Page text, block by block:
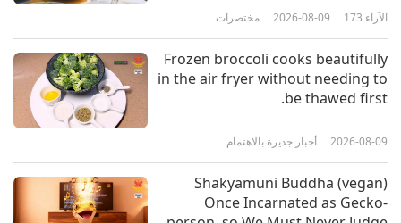
أخبار جديرة بالاهتمام
أخبار جديرة بالاهتمام
مختصرات 2026-08-09 173 الآراء
Frozen broccoli cooks beautifully
in the air fryer without needing to
be thawed first.
أخبار جديرة بالاهتمام 2026-08-09
Shakyamuni Buddha (vegan)
Once Incarnated as Gecko-